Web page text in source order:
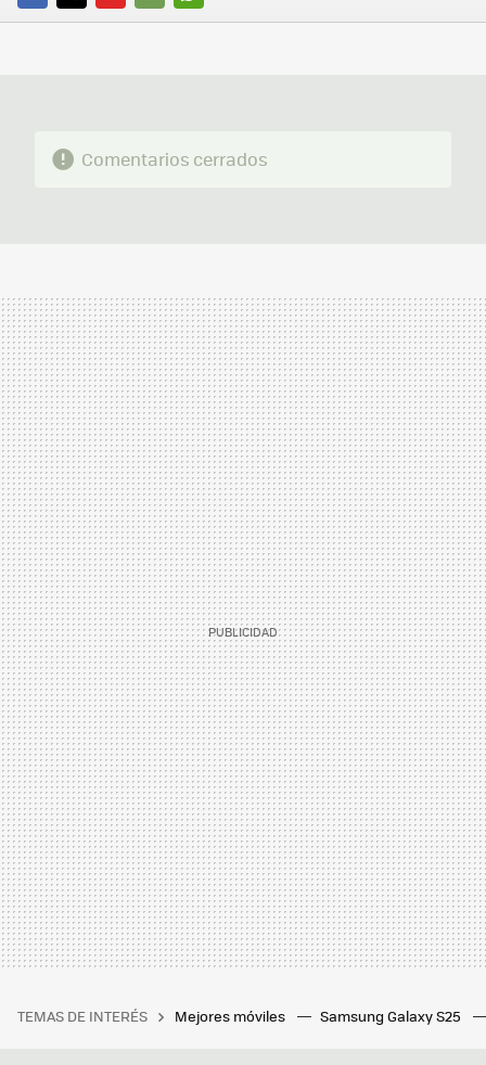
FACEBOOK
TWITTERFLIPBOARD
E-
WHATSAPP
Comentarios cerrados
TEMAS DE INTERÉS Mejores móviles Samsung Galaxy S25